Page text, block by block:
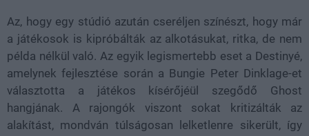
Az, hogy egy stúdió azután cseréljen színészt, hogy már
a játékosok is kipróbálták az alkotásukat, ritka, de nem
példa nélkül való. Az egyik legismertebb eset a Destinyé,
amelynek fejlesztése során a Bungie Peter Dinklage-et
választotta a játékos kísérőjéül szegődő Ghost
hangjának. A rajongók viszont sokat kritizálták az
alakítást, mondván túlságosan lelketlenre sikerült, így